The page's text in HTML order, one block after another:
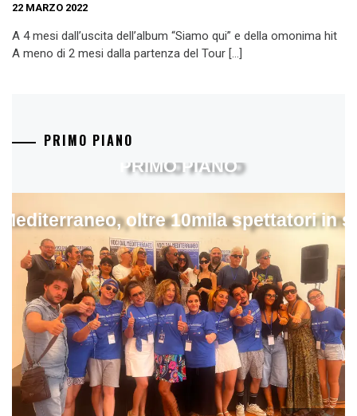
22 MARZO 2022
A 4 mesi dall’uscita dell’album “Siamo qui” e della omonima hit
A meno di 2 mesi dalla partenza del Tour […]
PRIMO PIANO
oltre 10mila spettatori in
PRIMO PIANO